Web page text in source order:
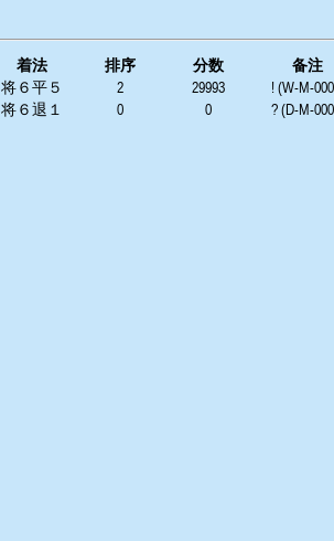
着法 排序 分数
备注
将６平５
2 29993
! (W-M-
将６退１
0 0 ? (D-M-